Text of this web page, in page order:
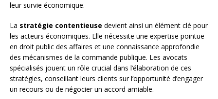
leur survie économique.
La stratégie contentieuse devient ainsi un élément clé pour
les acteurs économiques. Elle nécessite une expertise pointue
en droit public des affaires et une connaissance approfondie
des mécanismes de la commande publique. Les avocats
spécialisés jouent un rôle crucial dans l’élaboration de ces
stratégies, conseillant leurs clients sur l’opportunité d’engager
un recours ou de négocier un accord amiable.